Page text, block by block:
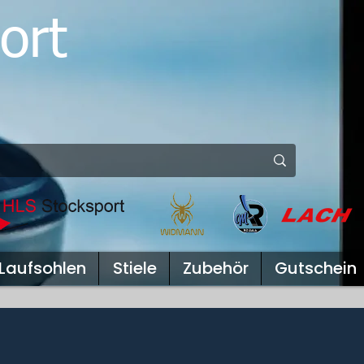
Laufsohlen Stiele Zubehör Gutschein